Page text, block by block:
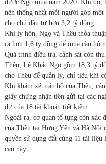
được Ngọ mua năm 2020. Khi đó,
nên thống nhất mỗi người góp một
cho chủ đầu tư hơn 3,2 tỷ đồng.
Khi ly hôn, Ngọ và Thêu thỏa
ra hơn 1,6 tỷ đồng để mua căn hộ
Quá trình điều tra, cảnh sát còn
Thêu, Lê Khắc Ngọ gồm 18,3 tỷ
cho Thêu để quản lý, chỉ tiêu khi
Khi khám xét căn hộ của Thêu,
giấy chứng nhận tiền gửi tại các
dư của 18 tài khoản tiết kiệm.
Ngoài ra, cơ quan tố tụng còn xác
của Thêu tại Hưng Yên và Hà Nội
quyền sử dụng đất cùng 11 tài liệu
can này.